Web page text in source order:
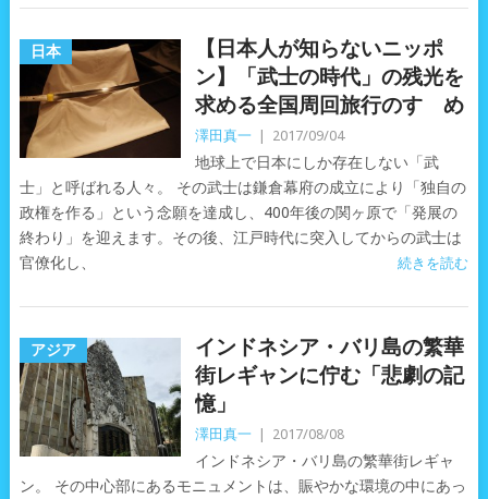
日本
【日本人が知らないニッポ
ン】「武士の時代」の残光を
求める全国周回旅行のすゝめ
澤田真一 2017/09/04
地球上で日本にしか存在しない「武
士」と呼ばれる人々。 その武士は鎌倉幕府の成立により「独自の
政権を作る」という念願を達成し、400年後の関ヶ原で「発展の
終わり」を迎えます。その後、江戸時代に突入してからの武士は
官僚化し、
続きを読む
アジア
インドネシア・バリ島の繁華
街レギャンに佇む「悲劇の記
憶」
澤田真一 2017/08/08
インドネシア・バリ島の繁華街レギャ
ン。 その中心部にあるモニュメントは、賑やかな環境の中にあっ